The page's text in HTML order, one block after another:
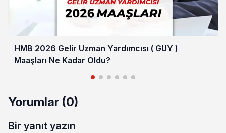
HMB 2026 Gelir Uzman Yardımcısı ( GUY )
Maaşları Ne Kadar Oldu?
Yorumlar (0)
Bir yanıt yazın